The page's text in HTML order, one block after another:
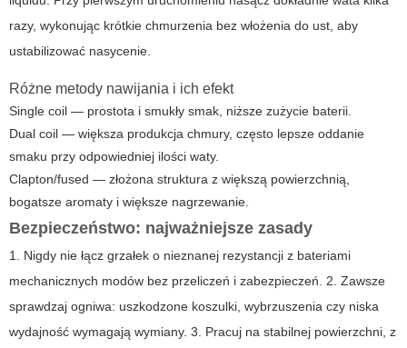
razy, wykonując krótkie chmurzenia bez włożenia do ust, aby
ustabilizować nasycenie.
Różne metody nawijania i ich efekt
Single coil — prostota i smukły smak, niższe zużycie baterii.
Dual coil — większa produkcja chmury, często lepsze oddanie
smaku przy odpowiedniej ilości waty.
Clapton/fused — złożona struktura z większą powierzchnią,
bogatsze aromaty i większe nagrzewanie.
Bezpieczeństwo: najważniejsze zasady
1. Nigdy nie łącz grzałek o nieznanej rezystancji z bateriami
mechanicznych modów bez przeliczeń i zabezpieczeń. 2. Zawsze
sprawdzaj ogniwa: uszkodzone koszulki, wybrzuszenia czy niska
wydajność wymagają wymiany. 3. Pracuj na stabilnej powierzchni, z